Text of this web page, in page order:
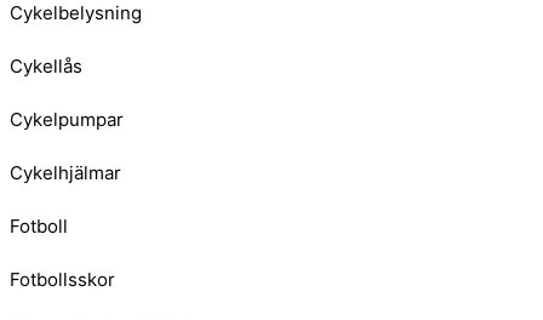
Cykelbelysning
Cykellås
Cykelpumpar
Cykelhjälmar
Fotboll
Fotbollsskor